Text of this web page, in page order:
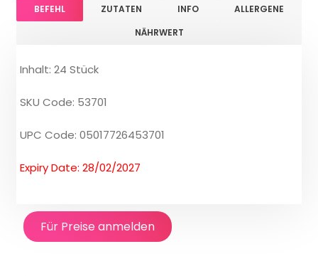
BEFEHL ZUTATEN INFO
ALLERGENE
NÄHRWERT
Inhalt: 24 Stück
SKU Code: 53701
UPC Code: 05017726453701
Expiry Date: 28/02/2027
Für Preise anmelden